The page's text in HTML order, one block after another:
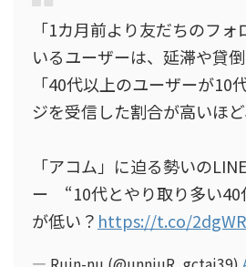
「1カ月前より友だちのフ
いるユーザーは、延滞や貸
「40代以上のユーザーが10
ジを受信した割合が高いほど
「アコム」に迫る勢いの
ー “10代とやり取り多い40
が低い？ https://t.co/